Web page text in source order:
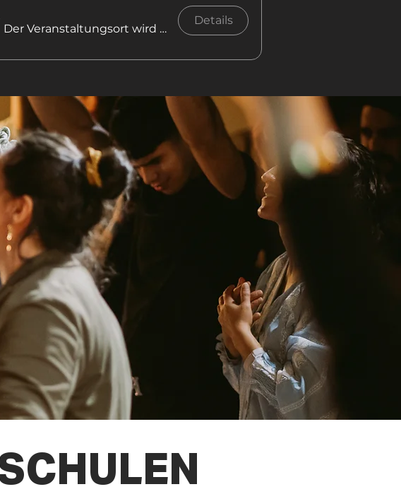
Der Veranstaltungsort wird noch bekanntgegeben
Details